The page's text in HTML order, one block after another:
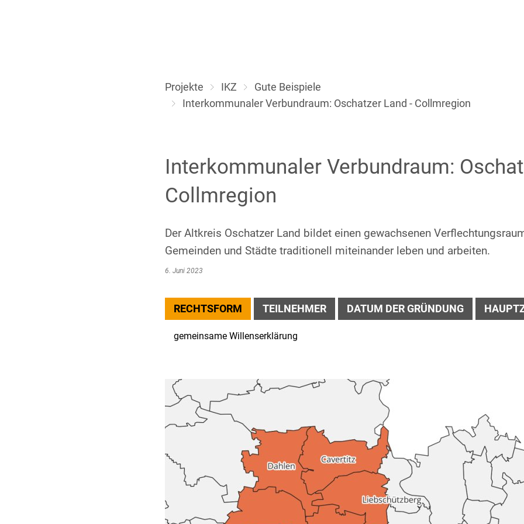
Projekte IKZ
Gute Beispiele
Interkommunaler Verbundraum: Oschatzer Land - Collmregion
Interkommunaler Verbundraum:
Collmregion
Der Altkreis Oschatzer Land bildet einen gewachsenen
Gemeinden und Städte traditionell miteinander leben und arbeiten.
6. Juni 2023
RECHTSFORM TEILNEHMER DATUM DER GRÜNDUNG
gemeinsame Willenserklärung